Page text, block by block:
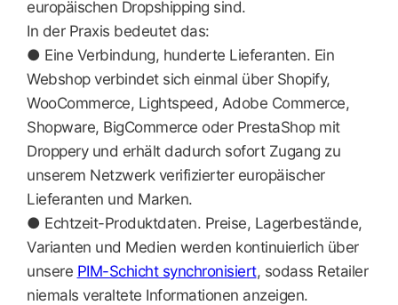
europäischen Dropshipping sind.
In der Praxis bedeutet das:
● Eine Verbindung, hunderte Lieferanten. Ein
Webshop verbindet sich einmal über Shopify,
WooCommerce, Lightspeed, Adobe Commerce,
Shopware, BigCommerce oder PrestaShop mit
Droppery und erhält dadurch sofort Zugang zu
unserem Netzwerk verifizierter europäischer
Lieferanten und Marken.
● Echtzeit-Produktdaten. Preise, Lagerbestände,
Varianten und Medien werden kontinuierlich über
unsere PIM-Schicht synchronisiert, sodass Retailer
niemals veraltete Informationen anzeigen.